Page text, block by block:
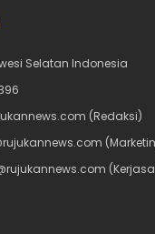
Selatan Indonesia
(Redaksi)